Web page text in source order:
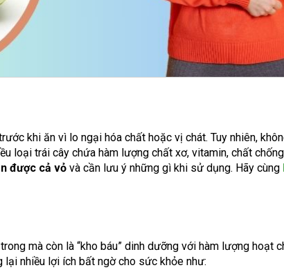
khi ăn vì lo ngại hóa chất hoặc vị chát. Tuy nhiên,
loại trái cây chứa hàm lượng chất xơ, vitamin, chất
được cả vỏ và cần lưu ý những gì khi sử dụng. Hãy cùng
mà còn là “kho báu” dinh dưỡng với hàm lượng hoạt
nhiều lợi ích bất ngờ cho sức khỏe như: